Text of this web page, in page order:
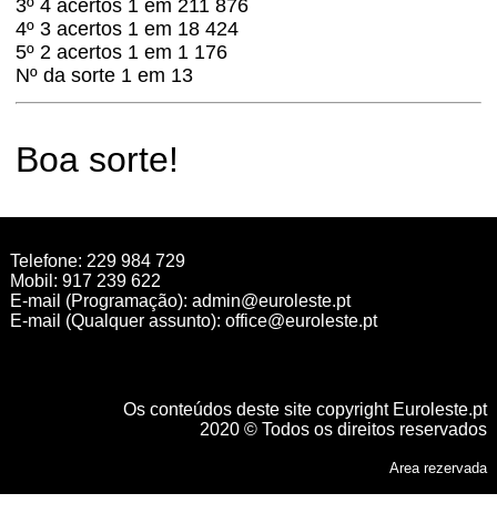
3º 4 acertos 1 em 211 876
4º 3 acertos 1 em 18 424
5º 2 acertos 1 em 1 176
Nº da sorte 1 em 13
Boa sorte!
Telefone: 229 984 729
Mobil: 917 239 622
E-mail (Programação):admin@euroleste.pt
E-mail (Qualquer assunto):office@euroleste.pt
Os conteúdos deste site copyright Euroleste.pt
2020 © Todos os direitos reservados
Area rezervada